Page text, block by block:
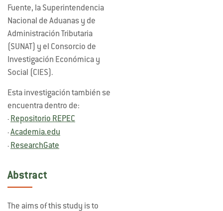
Fuente, la Superintendencia
Nacional de Aduanas y de
Administración Tributaria
(SUNAT) y el Consorcio de
Investigación Económica y
Social (CIES).
Esta investigación también se
encuentra dentro de:
- Repositorio REPEC
- Academia.edu
- ResearchGate
Abstract
The aims of this study is to